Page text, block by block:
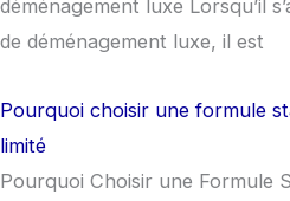
déménagement luxe Lorsqu’il
de déménagement luxe, il est
Pourquoi choisir une formule
limité
Pourquoi Choisir une Formule